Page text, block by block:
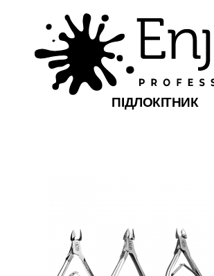
ПІДЛОКІТНИК